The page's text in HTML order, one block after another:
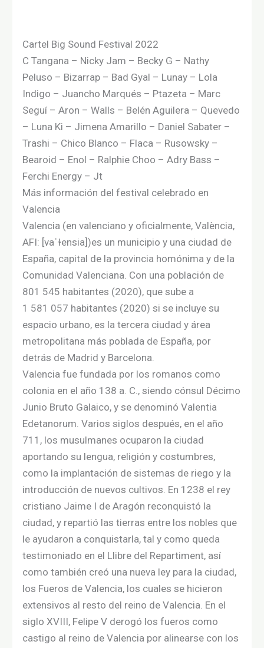
Cartel Big Sound Festival 2022
C Tangana – Nicky Jam – Becky G – Nathy
Peluso – Bizarrap – Bad Gyal – Lunay – Lola
Indigo – Juancho Marqués – Ptazeta – Marc
Seguí – Aron – Walls – Belén Aguilera – Quevedo
– Luna Ki – Jimena Amarillo – Daniel Sabater –
Trashi – Chico Blanco – Flaca – Rusowsky –
Bearoid – Enol – Ralphie Choo – Adry Bass –
Ferchi Energy – Jt
Más información del festival celebrado en
Valencia
Valencia (en valenciano y oficialmente, València,​
AFI: [vaˈɫensia])​es un municipio​ y una ciudad de
España, capital de la provincia homónima y de la
Comunidad Valenciana. Con una población de
801 545 habitantes (2020), ​que sube a
1 581 057 habitantes (2020) si se incluye su
espacio urbano,​ es la tercera ciudad y área
metropolitana más poblada de España, por
detrás de Madrid y Barcelona.​
Valencia fue fundada por los romanos como
colonia en el año 138 a. C., siendo cónsul Décimo
Junio Bruto Galaico, y se denominó Valentia
Edetanorum. Varios siglos después, en el año
711, los musulmanes ocuparon la ciudad
aportando su lengua, religión y costumbres,
como la implantación de sistemas de riego y la
introducción de nuevos cultivos. En 1238 el rey
cristiano Jaime I de Aragón reconquistó la
ciudad, y repartió las tierras entre los nobles que
le ayudaron a conquistarla, tal y como queda
testimoniado en el Llibre del Repartiment, así
como también creó una nueva ley para la ciudad,
los Fueros de Valencia, los cuales se hicieron
extensivos al resto del reino de Valencia. En el
siglo XVIII, Felipe V derogó los fueros como
castigo al reino de Valencia por alinearse con los